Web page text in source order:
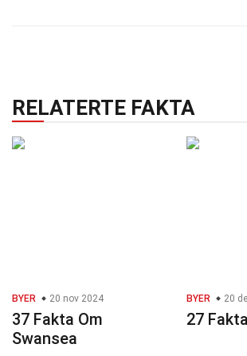
RELATERTE FAKTA
BYER 20 nov 2024
37 Fakta Om
Swansea
BYER 20
27